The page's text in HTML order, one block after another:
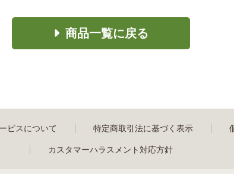
商品一覧に戻る
ビスについて 特定商取引法に基づく表示
カスタマーハラスメント対応方針